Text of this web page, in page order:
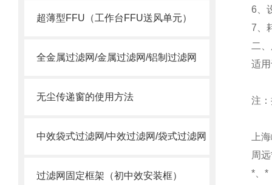
超薄型FFU（工作台FFU送风单元）
全金属过滤网/金属过滤网/铝制过滤网
无尘传递窗的使用方法
中效袋式过滤网/中效过滤网/袋式过滤网
过滤网固定框架（初中效安装框）
6、
7、
二
适
注
上
周
*、*